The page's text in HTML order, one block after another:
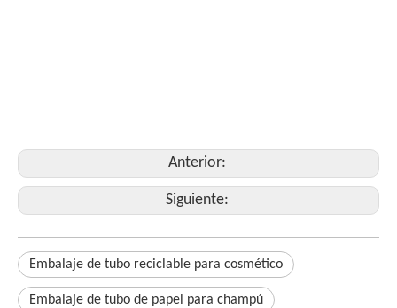
Anterior:
Siguiente:
Embalaje de tubo reciclable para cosmético
Embalaje de tubo de papel para champú